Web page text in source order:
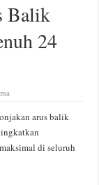
Balik
24
arus balik
di seluruh